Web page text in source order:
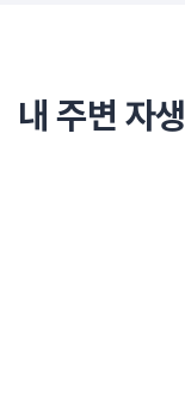
내 주변 자생